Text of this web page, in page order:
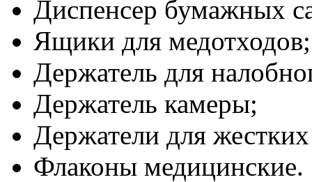
Диспенсер бумажных
Ящики для медотходов;
Держатель для
Держатель камеры;
Держатели для
Флаконы медицинские.